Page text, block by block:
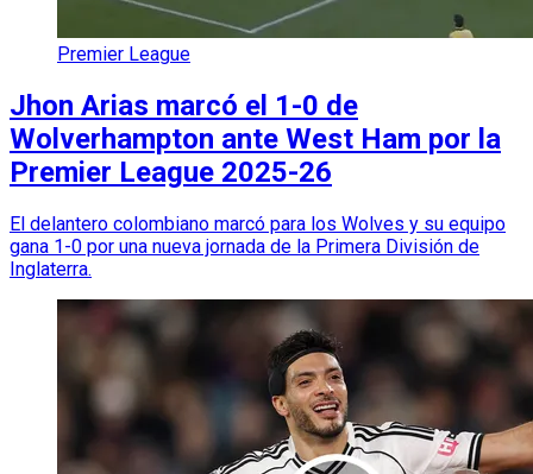
Premier League
Jhon Arias marcó el 1-0 de
Wolverhampton ante West Ham por la
Premier League 2025-26
El delantero colombiano marcó para los Wolves y su equipo
gana 1-0 por una nueva jornada de la Primera División de
Inglaterra.